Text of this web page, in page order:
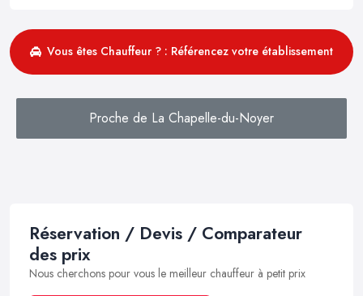
Vous êtes Chauffeur ? : Référencez votre établissement
Proche de La Chapelle-du-Noyer
Réservation / Devis / Comparateur
des prix
Nous cherchons pour vous le meilleur chauffeur à petit prix